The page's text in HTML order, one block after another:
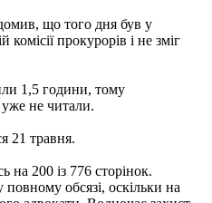
що того дня був у
комісії прокурорів і не зміг
1,5 години, тому
не читали.
21 травня.
на 200 із 776 сторінок.
обсязі, оскільки на